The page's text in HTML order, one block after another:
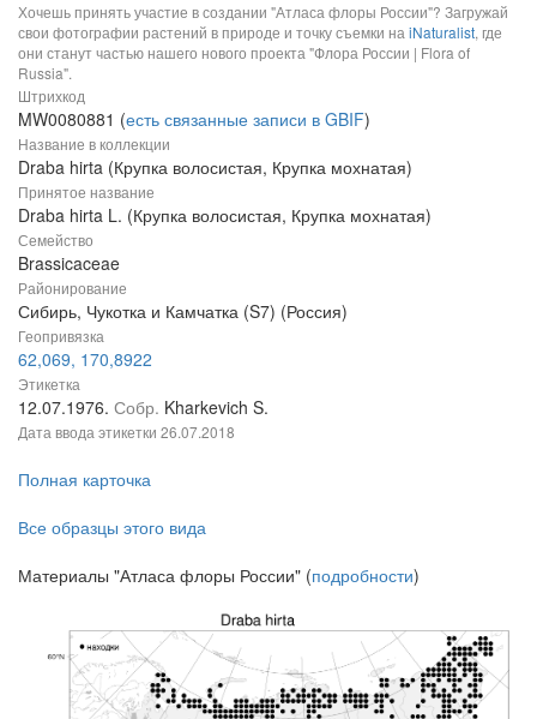
Хочешь принять участие в создании "Атласа флоры России"? Загружай
свои фотографии растений в природе и точку съемки на iNaturalist, где
они станут частью нашего нового проекта "Флора России | Flora of
Russia".
Штрихкод
MW0080881 (есть связанные записи в GBIF)
Название в коллекции
Draba hirta (Крупка волосистая, Крупка мохнатая)
Принятое название
Draba hirta L. (Крупка волосистая, Крупка мохнатая)
Семейство
Brassicaceae
Районирование
Сибирь, Чукотка и Камчатка (S7) (Россия)
Геопривязка
62,069, 170,8922
Этикетка
12.07.1976. Собр. Kharkevich S.
Дата ввода этикетки 26.07.2018
Полная карточка
Все образцы этого вида
Материалы "Атласа флоры России" (подробности)